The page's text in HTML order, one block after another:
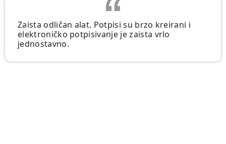
Zaista odličan alat. Potpisi su brzo kreirani i
elektroničko potpisivanje je zaista vrlo
jednostavno.